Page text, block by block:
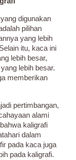
digunakan
pilihan
yang lebih
itu, kaca ini
lebih besar,
lebih besar.
memberikan
pertimbangan,
alami
kaligrafi
dalam
pada kaca juga
pada kaligrafi.